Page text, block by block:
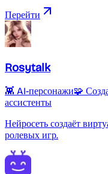
Перейти
Rosytalk
👾 AI-персонажи🧩
ассистенты
Нейросеть создаёт
ролевых игр.